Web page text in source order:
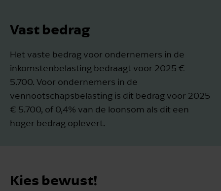
Vast bedrag
Het vaste bedrag voor ondernemers in de
inkomstenbelasting bedraagt voor 2025 €
5.700. Voor ondernemers in de
vennootschapsbelasting is dit bedrag voor 2025
€ 5.700, of 0,4% van de loonsom als dit een
hoger bedrag oplevert.
Kies bewust!